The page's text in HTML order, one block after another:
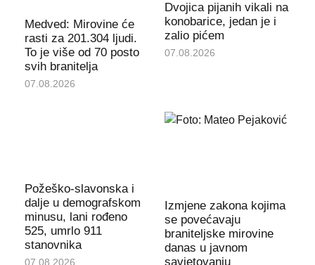
Medved: Mirovine će
rasti za 201.304 ljudi.
To je više od 70 posto
svih branitelja
07.08.2026
Dvojica pijanih vikali na
konobarice, jedan je i
zalio pićem
07.08.2026
Požeško-slavonska i
dalje u demografskom
minusu, lani rođeno
525, umrlo 911
stanovnika
07.08.2026
Izmjene zakona kojima
se povećavaju
braniteljske mirovine
danas u javnom
savjetovanju